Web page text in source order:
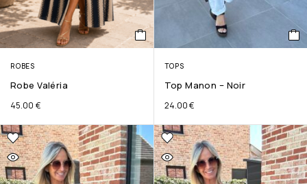
ROBES
Robe Valéria
45.00 €
TOPS
Top Manon – Noir
24.00€